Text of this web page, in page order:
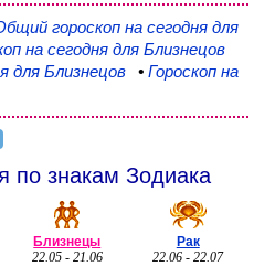
гороскоп на сегодня для
на сегодня для Близнецов
для Близнецов • Гороскоп на
по знакам Зодиака
Близнецы
22.05 - 21.06
Рак
22.06 - 22.07